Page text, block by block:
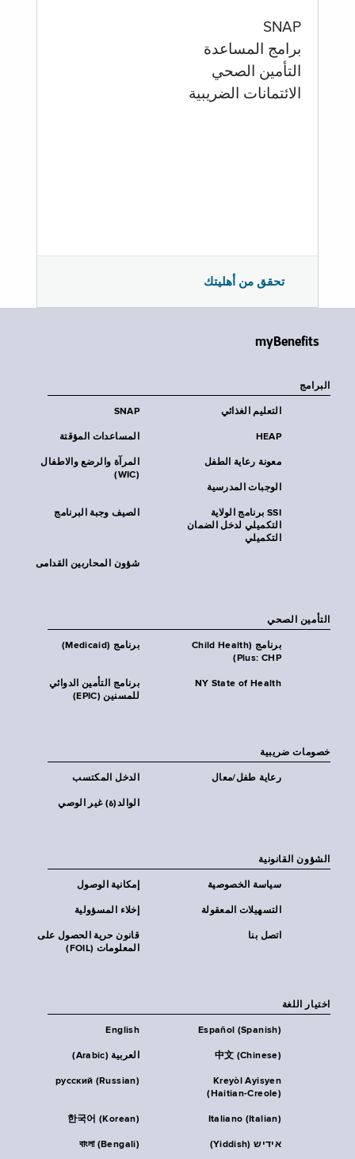
SNAP
برامج المساعدة
التأمين الصحي
الائتمانات الضريبية
تحقق من أهليتك
myBenefits
البرامج
SNAP التعليم الغذائي
المساعدات المؤقتة HEAP
المرآة والرضع والاطفال
(WIC)
معونة رعاية الطفل
الوجبات المدرسية
الصيف وجبة البرنامج
SSI برنامج الولاية
التكميلي لدخل الضمان
التكميلي
شؤون المحاربين القدامى
التأمين الصحي
برنامج (Medicaid)
برنامج (Child Health
Plus: CHP)
برنامج التأمين الدوائي
للمسنين (EPIC)
NY State of Health
خصومات ضريبية
الدخل المكتسب رعاية طفل/معال
الوالد(ة) غير الوصي
الشؤون القانونية
إمكانية الوصول سياسة الخصوصية
إخلاء المسؤولية التسهيلات المعقولة
قانون حرية الحصول على
المعلومات (FOIL)
اتصل بنا
اختيار اللغة
English Español (Spanish)
العربية (Arabic) 中文 (Chinese)
русский (Russian)
Kreyòl Ayisyen
(Haitian-Creole)
한국어 (Korean) Italiano (Italian)
বাংলা (Bengali) אידיש (Yiddish)